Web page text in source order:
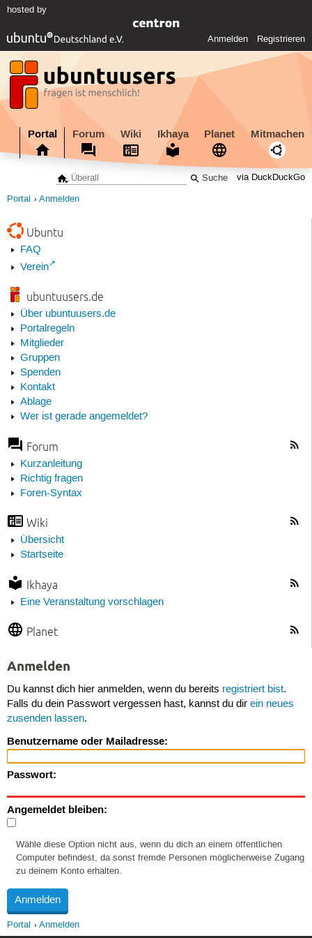
hosted by
Anmelden Registrieren
Portal Forum Wiki Ikhaya Planet Mitmachen
via DuckDuckGo
Portal Anmelden
Ubuntu
FAQ
Verein
ubuntuusers.de
Über ubuntuusers.de
Portalregeln
Mitglieder
Gruppen
Spenden
Kontakt
Ablage
Wer ist gerade angemeldet?
Forum
Kurzanleitung
Richtig fragen
Foren-Syntax
Wiki
Übersicht
Startseite
Ikhaya
Eine Veranstaltung vorschlagen
Planet
Anmelden
Du kannst dich hier anmelden, wenn du bereits registriert bist.
Falls du dein Passwort vergessen hast, kannst du dir ein neues
zusenden lassen.
Benutzername oder Mailadresse:
Passwort:
Angemeldet bleiben:
Wähle diese Option nicht aus, wenn du dich an einem öffentlichen
Computer befindest, da sonst fremde Personen möglicherweise Zugang
zu deinem Konto erhalten.
Portal Anmelden